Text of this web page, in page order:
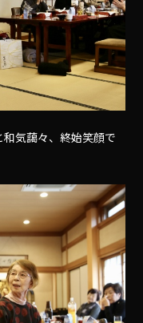
気藹々、終始笑顔で